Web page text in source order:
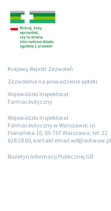
Krajowy Rejestr Zezwoleń
Zezwolenie na prowadzenie apteki
Wojewódzki Inspektorat
Farmaceutyczny
Wojewódzki Inspektorat
Farmaceutyczny w Warszawie, ul.
Floriańska 10, 03-707 Warszawa, tel. 22
628 28 60, kontakt email wif@wif.waw.pl
Biuletyn Informacji Publicznej GIF